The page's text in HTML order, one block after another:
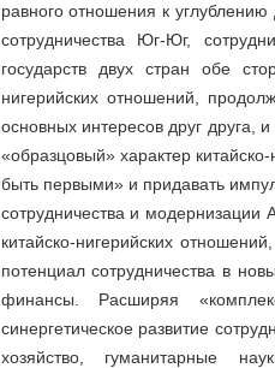
равного отношения к
сотрудничества Юг-Юг,
государств двух стран обе
нигерийских отношений,
основных интересов друг друга,
«образцовый» характер
быть первыми» и придавать
сотрудничества и
китайско-нигерийских
потенциал сотрудничества в
финансы. Расширяя
синергетическое развитие
хозяйство, гуманитарные